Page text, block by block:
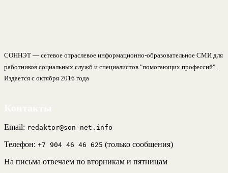
СОННЭТ — сетевое отраслевое информационно-образовательное СМИ для
работников социальных служб и специалистов "помогающих профессий".
Издается с октября 2016 года
Email: redaktor@son-net.info
Телефон: +7 904 46 46 625 (только сообщения)
На письма отвечаем по вторникам и пятницам